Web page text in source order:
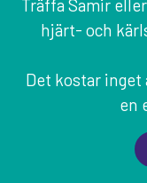
Träffa Samir
hjärt- och
Det kostar inget
en